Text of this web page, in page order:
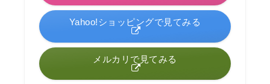
Yahoo!ショッピングで見てみる
メルカリで見てみる